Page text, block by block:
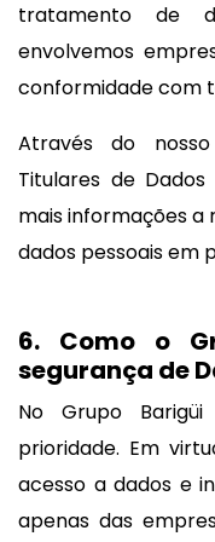
tratamento de
envolvemos
conformidade com
Através do
Titulares de
mais informações
dados pessoais em
6. Como o
segurança de
No Grupo
prioridade. Em
acesso a dados e
apenas das